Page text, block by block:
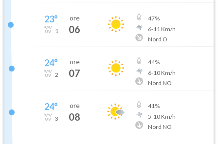
23°
1
ore
06
47%
6-11 Km/h
Nord O
24°
2
ore
07
44%
6-10Km/h
Nord NO
24°
3
ore
08
41%
5-10Km/h
Nord NO